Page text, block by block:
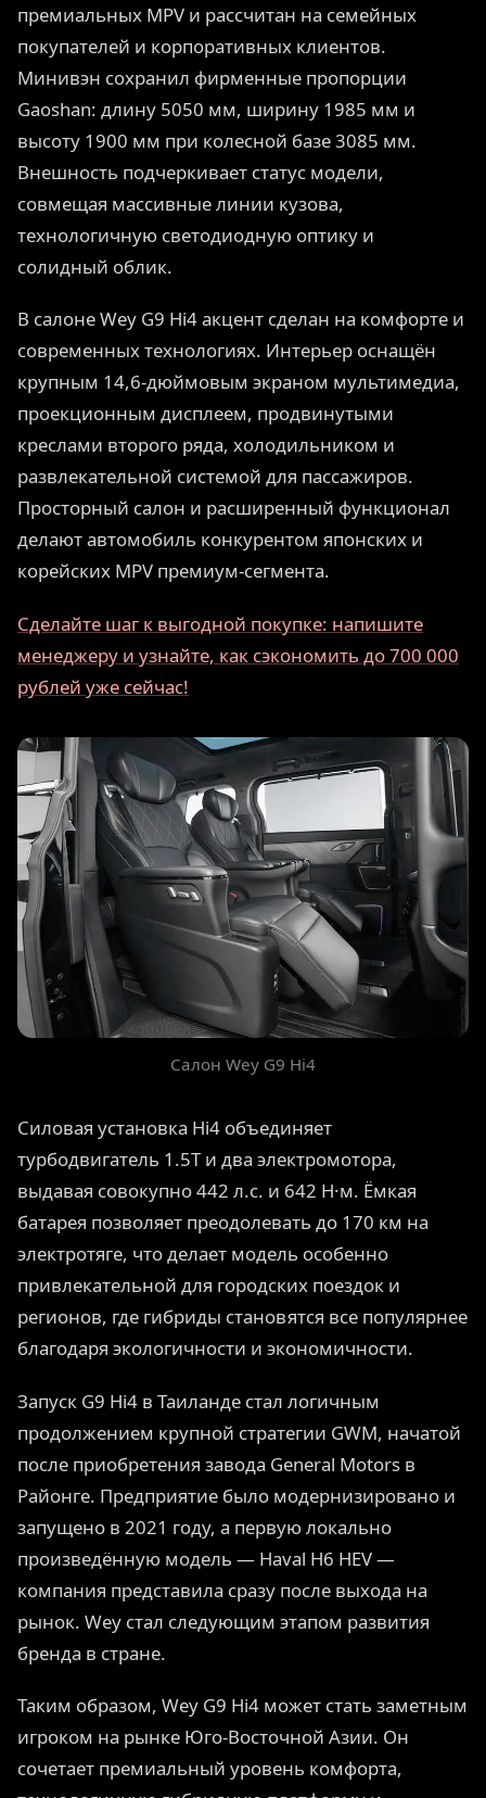
премиальных MPV и рассчитан на семейных
покупателей и корпоративных клиентов.
Минивэн сохранил фирменные пропорции
Gaoshan: длину 5050 мм, ширину 1985 мм и
высоту 1900 мм при колесной базе 3085 мм.
Внешность подчеркивает статус модели,
совмещая массивные линии кузова,
технологичную светодиодную оптику и
солидный облик.
В салоне Wey G9 Hi4 акцент сделан на комфорте и
современных технологиях. Интерьер оснащён
крупным 14,6-дюймовым экраном мультимедиа,
проекционным дисплеем, продвинутыми
креслами второго ряда, холодильником и
развлекательной системой для пассажиров.
Просторный салон и расширенный функционал
делают автомобиль конкурентом японских и
корейских MPV премиум-сегмента.
Сделайте шаг к выгодной покупке: напишите
менеджеру и узнайте, как сэкономить до 700 000
рублей уже сейчас!
Салон Wey G9 Hi4
Силовая установка Hi4 объединяет
турбодвигатель 1.5T и два электромотора,
выдавая совокупно 442 л.с. и 642 Н·м. Ёмкая
батарея позволяет преодолевать до 170 км на
электротяге, что делает модель особенно
привлекательной для городских поездок и
регионов, где гибриды становятся все популярнее
благодаря экологичности и экономичности.
Запуск G9 Hi4 в Таиланде стал логичным
продолжением крупной стратегии GWM, начатой
после приобретения завода General Motors в
Районге. Предприятие было модернизировано и
запущено в 2021 году, а первую локально
произведённую модель — Haval H6 HEV —
компания представила сразу после выхода на
рынок. Wey стал следующим этапом развития
бренда в стране.
Таким образом, Wey G9 Hi4 может стать заметным
игроком на рынке Юго-Восточной Азии. Он
сочетает премиальный уровень комфорта,